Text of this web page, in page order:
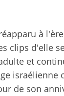
à
clips d'elle
et
israélienne
de son